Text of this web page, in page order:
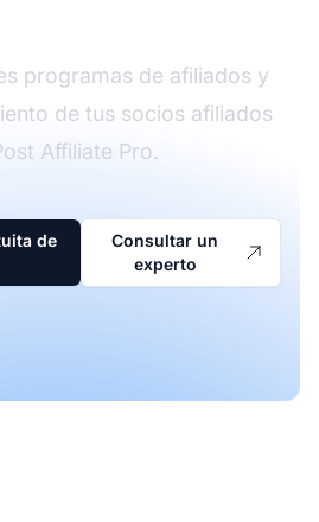
programas de afiliados y
de tus socios afiliados
Affiliate Pro.
de
Consultar un
experto